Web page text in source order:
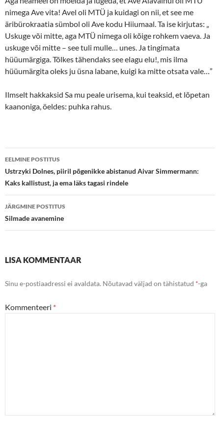
nimega Ave vita! Avel oli MTÜ ja kuidagi on nii, et see me
äribürokraatia sümbol oli Ave kodu Hiiumaal. Ta ise kirjutas: „
Uskuge või mitte, aga MTÜ nimega oli kõige rohkem vaeva. Ja
uskuge või mitte – see tuli mulle… unes. Ja tingimata
hüüumärgiga. Tõlkes tähendaks see elagu elu!, mis ilma
hüüumärgita oleks ju üsna labane, kuigi ka mitte otsata vale…”
Ilmselt hakkaksid Sa mu peale urisema, kui teaksid, et lõpetan
kaanoniga, öeldes: puhka rahus.
Postituste
töölaud
EELMINE POSTITUS
Ustrzyki Dolnes, piiril põgenikke abistanud Aivar Simmermann:
Kaks kallistust, ja ema läks tagasi rindele
JÄRGMINE POSTITUS
Silmade avanemine
LISA KOMMENTAAR
Sinu e-postiaadressi ei avaldata. Nõutavad väljad on tähistatud *-ga
Kommenteeri *